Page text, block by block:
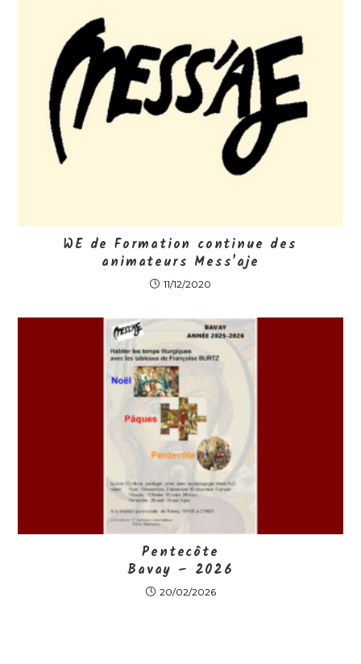
WE de Formation continue des
animateurs Mess'aje
11/12/2020
Pentecôte
Bavay – 2026
20/02/2026